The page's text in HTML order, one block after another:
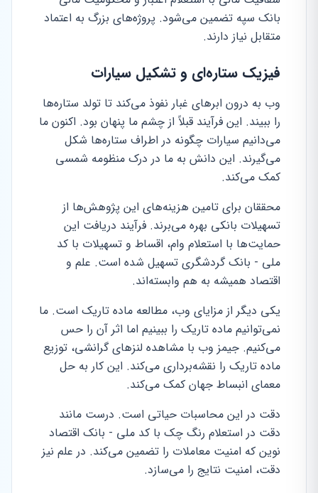
بانک سپه تضمین می‌شود. پروژه‌های بزرگ به اعتماد
متقابل نیاز دارند.
فیزیک ستاره‌ای و تشکیل سیارات
وب به درون ابرهای غبار نفوذ می‌کند تا تولد ستاره‌ها
را ببیند. این فرآیند قبلاً از چشم ما پنهان بود. اکنون ما
می‌دانیم سیارات چگونه در اطراف ستاره‌ها شکل
می‌گیرند. این دانش به ما در درک منظومه شمسی
کمک می‌کند.
محققان برای تامین هزینه‌های این پژوهش‌ها از
تسهیلات بانکی بهره می‌برند. فرآیند دریافت این
حمایت‌ها با استعلام وام، اقساط و تسهیلات با کد
ملی - بانک گردشگری تسهیل شده است. علم و
اقتصاد همیشه به هم وابسته‌اند.
یکی دیگر از مزایای وب، مطالعه ماده تاریک است. ما
نمی‌توانیم ماده تاریک را ببینیم اما اثر آن را حس
می‌کنیم. جیمز وب با مشاهده لنزهای گرانشی، توزیع
ماده تاریک را نقشه‌برداری می‌کند. این کار به حل
معمای انبساط جهان کمک می‌کند.
دقت در این محاسبات حیاتی است. درست مانند
دقت در استعلام رنگ چک با کد ملی - بانک اقتصاد
نوین که امنیت معاملات را تضمین می‌کند. در علم نیز
دقت، امنیت نتایج را می‌سازد.